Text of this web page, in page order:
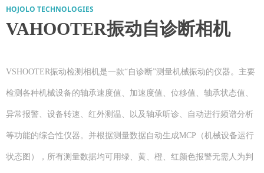
VAHOOTER振动自诊断相机
VSHOOTER振动检测相机是一款“自诊断”测量机械振动的仪器。主要
检测各种机械设备的轴承速度值、加速度值、位移值、轴承状态值、
异常报警、设备转速、红外测温、以及轴承听诊、自动进行频谱分析
等功能的综合性仪器。并根据测量数据自动生成MCP（机械设备运行
状态图），所有测量数据均可用绿、黄、橙、红颜色报警无需人为判
HOJOLO TECHNOLOGIES